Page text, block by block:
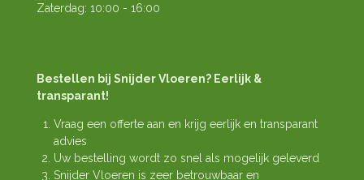
Zaterdag: 10:00 - 16:00
Bestellen bij Snijder Vloeren? Eerlijk &
transparant!
Vraag een offerte aan en krijg eerlijk en transparant
advies
Uw bestelling wordt zo snel als mogelijk geleverd
Snijder Vloeren is zeer betrouwbaar en